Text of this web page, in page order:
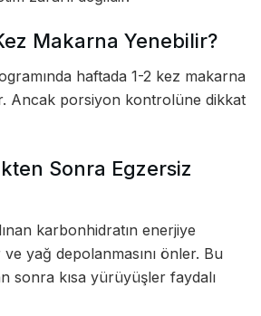
Makarna Yenebilir?
haftada 1-2 kez makarna
Ancak porsiyon kontrolüne dikkat
Sonra Egzersiz
karbonhidratın enerjiye
yağ depolanmasını önler. Bu
sonra kısa yürüyüşler faydalı